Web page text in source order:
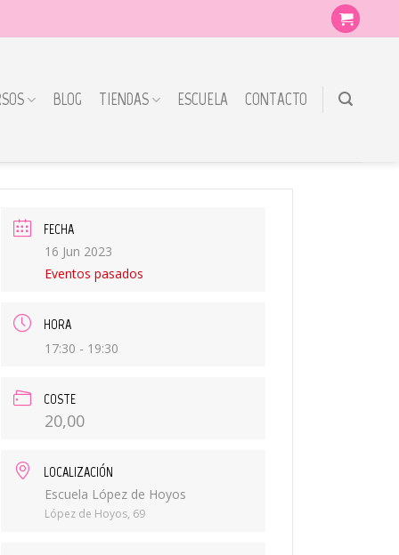
BLOG TIENDAS ESCUELA CONTACTO
FECHA
16 Jun 2023
Eventos pasados
HORA
17:30 - 19:30
COSTE
20,00
LOCALIZACIÓN
Escuela López de Hoyos
López de Hoyos, 69